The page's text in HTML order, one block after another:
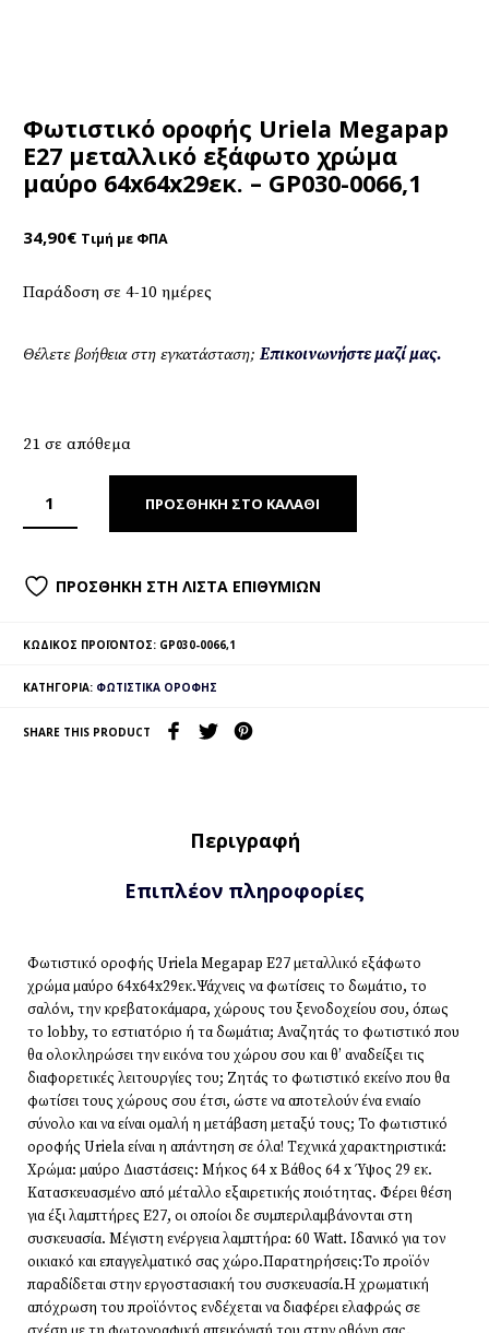
Φωτιστικό οροφής Uriela Megapap
E27 μεταλλικό εξάφωτο χρώμα
μαύρο 64x64x29εκ. – GP030-0066,1
34,90€ Τιμή με ΦΠΑ
Παράδοση σε 4-10 ημέρες
Θέλετε βοήθεια στη εγκατάσταση; Επικοινωνήστε μαζί μας.
21 σε απόθεμα
ΠΡΟΣΘΉΚΗ ΣΤΟ ΚΑΛΆΘΙ
ΠΡΟΣΘΉΚΗ ΣΤΗ ΛΊΣΤΑ ΕΠΙΘΥΜΙΏΝ
ΚΩΔΙΚΌΣ ΠΡΟΪΌΝΤΟΣ: GP030-0066,1
ΚΑΤΗΓΟΡΊΑ: ΦΩΤΙΣΤΙΚΆ ΟΡΟΦΉΣ
SHARE THIS PRODUCT
Περιγραφή
Επιπλέον πληροφορίες
Φωτιστικό οροφής Uriela Megapap E27 μεταλλικό εξάφωτο
χρώμα μαύρο 64x64x29εκ.Ψάχνεις να φωτίσεις το δωμάτιο, το
σαλόνι, την κρεβατοκάμαρα, χώρους του ξενοδοχείου σου, όπως
το lobby, το εστιατόριο ή τα δωμάτια; Αναζητάς το φωτιστικό που
θα ολοκληρώσει την εικόνα του χώρου σου και θ’ αναδείξει τις
διαφορετικές λειτουργίες του; Ζητάς το φωτιστικό εκείνο που θα
φωτίσει τους χώρους σου έτσι, ώστε να αποτελούν ένα ενιαίο
σύνολο και να είναι ομαλή η μετάβαση μεταξύ τους; Το φωτιστικό
οροφής Uriela είναι η απάντηση σε όλα! Τεχνικά χαρακτηριστικά:
Χρώμα: μαύρο Διαστάσεις: Μήκος 64 x Βάθος 64 x Ύψος 29 εκ.
Κατασκευασμένο από μέταλλο εξαιρετικής ποιότητας. Φέρει θέση
για έξι λαμπτήρες Ε27, οι οποίοι δε συμπεριλαμβάνονται στη
συσκευασία. Μέγιστη ενέργεια λαμπτήρα: 60 Watt. Ιδανικό για τον
οικιακό και επαγγελματικό σας χώρο.Παρατηρήσεις:Το προϊόν
παραδίδεται στην εργοστασιακή του συσκευασία.Η χρωματική
απόχρωση του προϊόντος ενδέχεται να διαφέρει ελαφρώς σε